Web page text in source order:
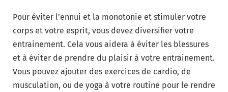
Pour éviter l’ennui et la monotonie et stimuler votre
corps et votre esprit, vous devez diversifier votre
entrainement. Cela vous aidera à éviter les blessures
et à éviter de prendre du plaisir à votre entrainement.
Vous pouvez ajouter des exercices de cardio, de
musculation, ou de yoga à votre routine pour le rendre